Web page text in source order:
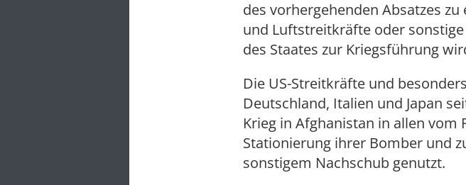
des vorhergehenden Absatzes
und Luftstreitkräfte oder
des Staates zur Kriegsführung
Die US-Streitkräfte und
Deutschland, Italien und Japan
Krieg in Afghanistan in allen
Stationierung ihrer Bomber und
sonstigem Nachschub genutzt.